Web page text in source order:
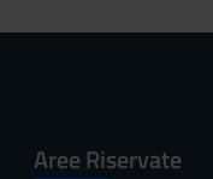
Aree Riservate